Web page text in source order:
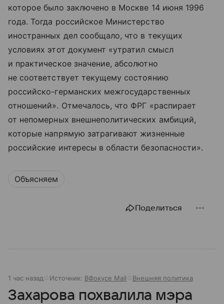
которое было заключено в Москве 14 июня 1996
года. Тогда российское Министерство
иностранных дел сообщало, что в текущих
условиях этот документ «утратил смысл
и практическое значение, абсолютно
не соответствует текущему состоянию
российско-германских межгосударственных
отношений». Отмечалось, что ФРГ «распирает
от непомерных внешнеполитических амбиций,
которые напрямую затрагивают жизненные
российские интересы в области безопасности».
Объясняем
Поделиться
1 час назад Источник: ВФокусе Mail Внешняя политика
Захарова похвалила мэра